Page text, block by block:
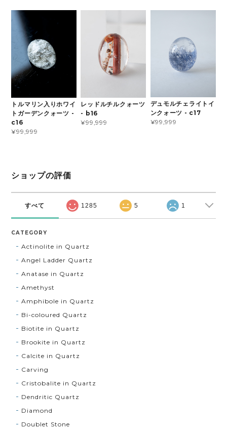
トルマリン入りホワイ
トガーデンクォーツ -
c16
¥99,999
レッドルチルクォーツ
- b16
¥99,999
デュモルチェライトイ
ンクォーツ - c17
¥99,999
ショップの評価
すべて 1285 5 1
CATEGORY
Actinolite in Quartz
Angel Ladder Quartz
Anatase in Quartz
Amethyst
Amphibole in Quartz
Bi-coloured Quartz
Biotite in Quartz
Brookite in Quartz
Calcite in Quartz
Carving
Cristobalite in Quartz
Dendritic Quartz
Diamond
Doublet Stone